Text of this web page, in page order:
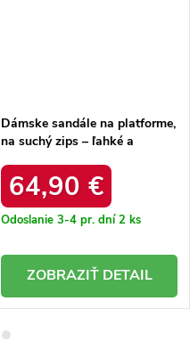
Dámske sandále na platforme,
na suchý zips – ľahké a
ZŁOTY
64,90 €
Odoslanie 3-4 pr. dní2 ks
DETAIL